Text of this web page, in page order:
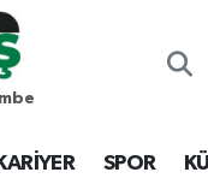
KARİYER SPOR